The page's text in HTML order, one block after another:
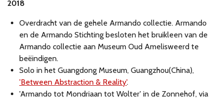
2018
Overdracht van de gehele Armando collectie. Armando
en de Armando Stichting besloten het bruikleen van de
Armando collectie aan Museum Oud Amelisweerd te
beëindigen.
Solo in het Guangdong Museum, Guangzhou(China),
'Between Abstraction & Reality'.
'Armando tot Mondriaan tot Wolter' in de Zonnehof, via